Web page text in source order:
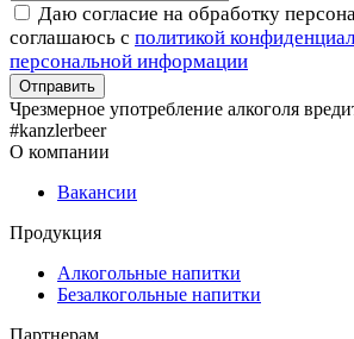
Даю согласие на обработку
соглашаюсь с политикой
персональной информации
Чрезмерное употребление алкоголя
#kanzlerbeer
О компании
Вакансии
Продукция
Алкогольные напитки
Безалкогольные напитки
Партнерам